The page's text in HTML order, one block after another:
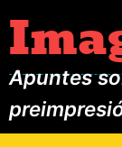
Apuntes